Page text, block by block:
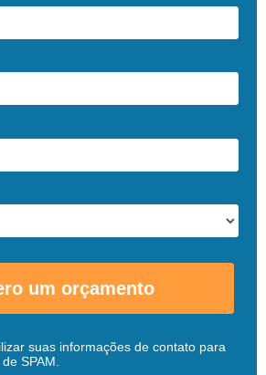
um orçamento
suas informações de contato para
SPAM.